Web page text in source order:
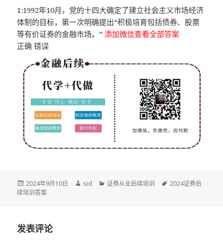
1:1992年10月，党的十四大确定了建立社会主义市场经济
体制的目标，第一次明确提出“积极培育包括债券、股票
等有价证券的金融市场。”添加微信查看全部答案
正确 错误
发
布
2024年9月10日
作
sid
分
证券从业后续培训
标
2024证券后
续培训答案
发表评论